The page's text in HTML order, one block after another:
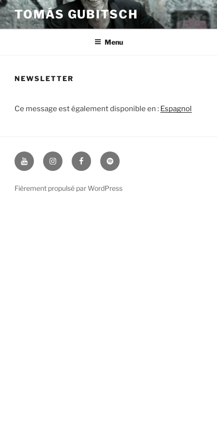
Aller
au
contenu
TOMÁS GUBITSCH
Menu
NEWSLETTER
Ce message est également disponible en : Espagnol
YoutubeInstagramFacebookSpotify
Fièrement propulsé par WordPress